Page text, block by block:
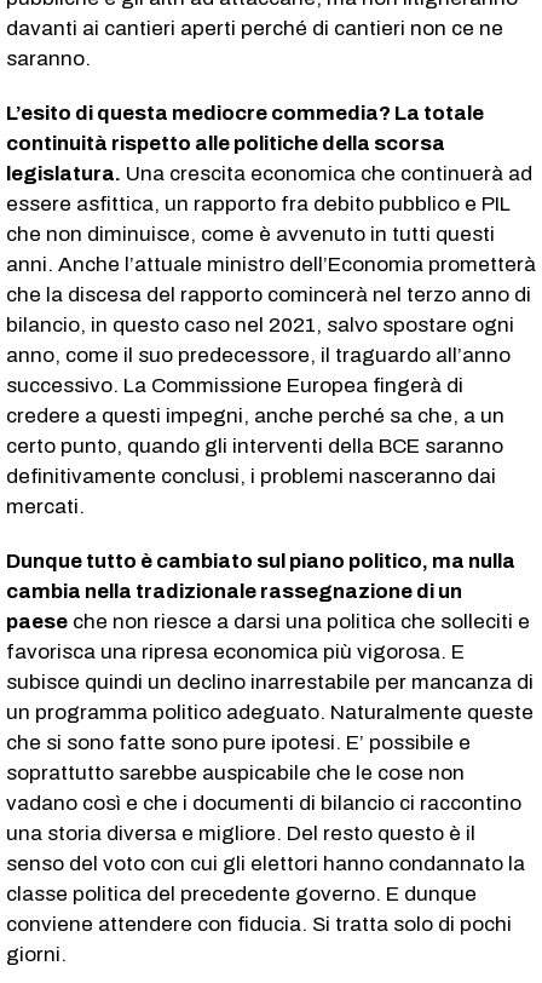
davanti ai cantieri aperti perché di cantieri non ce ne
saranno.
L’esito di questa mediocre commedia? La totale
continuità rispetto alle politiche della scorsa
legislatura. Una crescita economica che continuerà ad
essere asfittica, un rapporto fra debito pubblico e PIL
che non diminuisce, come è avvenuto in tutti questi
anni. Anche l’attuale ministro dell’Economia prometterà
che la discesa del rapporto comincerà nel terzo anno di
bilancio, in questo caso nel 2021, salvo spostare ogni
anno, come il suo predecessore, il traguardo all’anno
successivo. La Commissione Europea fingerà di
credere a questi impegni, anche perché sa che, a un
certo punto, quando gli interventi della BCE saranno
definitivamente conclusi, i problemi nasceranno dai
mercati.
Dunque tutto è cambiato sul piano politico, ma nulla
cambia nella tradizionale rassegnazione di un
paese che non riesce a darsi una politica che solleciti e
favorisca una ripresa economica più vigorosa. E
subisce quindi un declino inarrestabile per mancanza di
un programma politico adeguato. Naturalmente queste
che si sono fatte sono pure ipotesi. E’ possibile e
soprattutto sarebbe auspicabile che le cose non
vadano così e che i documenti di bilancio ci raccontino
una storia diversa e migliore. Del resto questo è il
senso del voto con cui gli elettori hanno condannato la
classe politica del precedente governo. E dunque
conviene attendere con fiducia. Si tratta solo di pochi
giorni.